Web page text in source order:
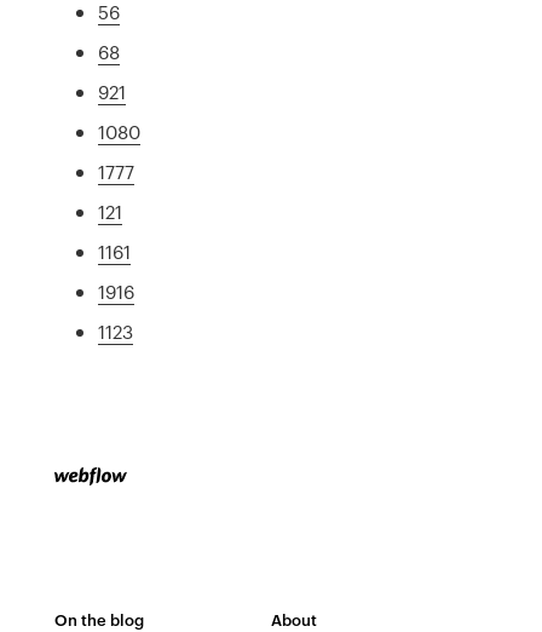
56
68
921
1080
1777
121
1161
1916
1123
On the blog About